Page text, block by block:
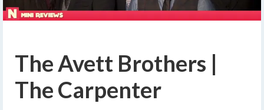
The Avett Brothers |
The Carpenter